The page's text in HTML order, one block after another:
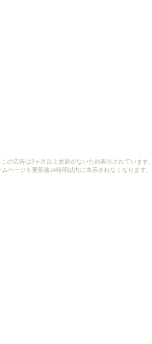
この広告は3ヶ月以上更新がないため表示されています。
ムページを更新後24時間以内に表示されなくなります。